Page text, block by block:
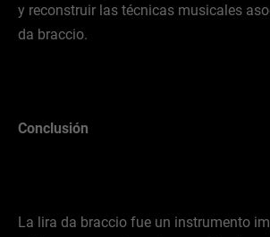
y reconstruir las técnicas musicales
da braccio.
Conclusión
La lira da braccio fue un instrumento